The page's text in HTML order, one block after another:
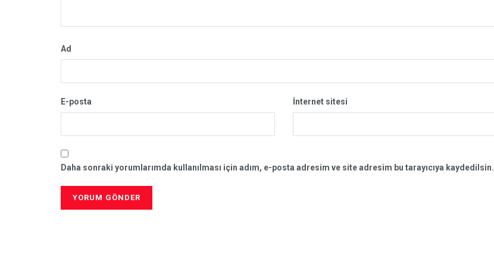
Ad
E-posta İnternet sitesi
Daha sonraki yorumlarımda kullanılması için adım, e-posta adresim ve site adresim bu tarayıcıya kaydedilsin.